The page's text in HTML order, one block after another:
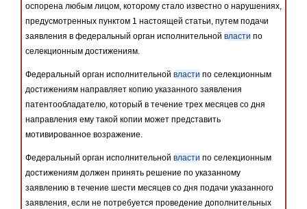
оспорена любым лицом, которому стало известно о нарушениях,
предусмотренных пунктом 1 настоящей статьи, путем подачи
заявления в федеральный орган исполнительной власти по
селекционным достижениям.
Федеральный орган исполнительной власти по селекционным
достижениям направляет копию указанного заявления
патентообладателю, который в течение трех месяцев со дня
направления ему такой копии может представить
мотивированное возражение.
Федеральный орган исполнительной власти по селекционным
достижениям должен принять решение по указанному
заявлению в течение шести месяцев со дня подачи указанного
заявления, если не потребуется проведение дополнительных